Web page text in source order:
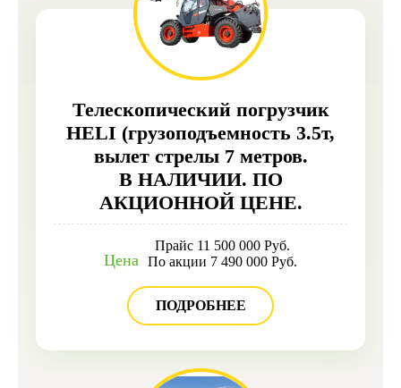
Телескопический погрузчик
HELI (грузоподъемность 3.5т,
вылет стрелы 7 метров.
В НАЛИЧИИ. ПО
АКЦИОННОЙ ЦЕНЕ.
Цена
Прайс 11 500 000 Руб.
По акции 7 490 000 Руб.
ПОДРОБНЕЕ